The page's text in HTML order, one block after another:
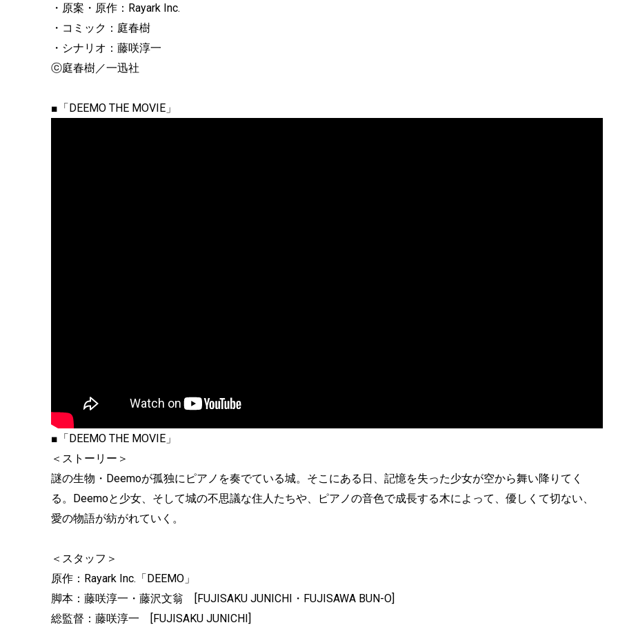
・原案・原作：Rayark Inc.
・コミック：庭春樹
・シナリオ：藤咲淳一
ⓒ庭春樹／一迅社
■「DEEMO THE MOVIE」
■「DEEMO THE MOVIE」
＜ストーリー＞
謎の生物・Deemoが孤独にピアノを奏でている城。そこにある日、記憶を失った少女が空から舞い降りてく
る。Deemoと少女、そして城の不思議な住人たちや、ピアノの音色で成長する木によって、優しくて切ない、
愛の物語が紡がれていく。
＜スタッフ＞
原作：Rayark Inc.「DEEMO」
脚本：藤咲淳一・藤沢文翁 [FUJISAKU JUNICHI・FUJISAWA BUN-O]
総監督：藤咲淳一 [FUJISAKU JUNICHI]